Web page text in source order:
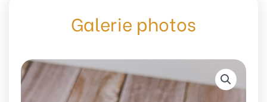
Galerie photos